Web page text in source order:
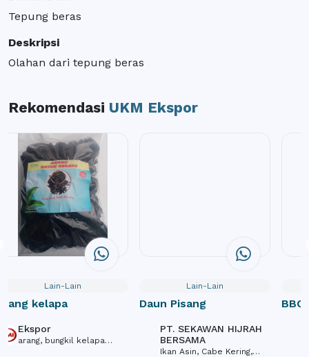
Tepung beras
Deskripsi
Olahan dari tepung beras
Rekomendasi UKM Ekspor
Lain-Lain
kelapa
Ekspor
arang, bungkil kelapa
Lain-Lain
Daun Pisang
PT. SEKAWAN HIJRAH
BERSAMA
Ikan Asin, Cabe Kering,